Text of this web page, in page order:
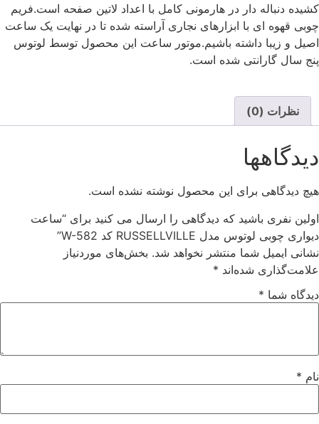
کشیده دنباله دار در هارمونی کامل با اعداد لاتین صفحه است.فریم
چوبی قهوه ای با ابزارهای نجاری آراسته شده تا در نهایت یک ساعت
اصیل و زیبا داشته باشیم.موتور ساعت این محصول توسط لوتوس
پنج سال گارانتی شده است.
نظرات (0)
دیدگاهها
هیچ دیدگاهی برای این محصول نوشته نشده است.
اولین نفری باشید که دیدگاهی را ارسال می کنید برای “ساعت
دیواری چوبی لوتوس مدل RUSSELLVILLE کد W-582”
نشانی ایمیل شما منتشر نخواهد شد. بخش‌های موردنیاز
علامت‌گذاری شده‌اند *
دیدگاه شما *
نام *